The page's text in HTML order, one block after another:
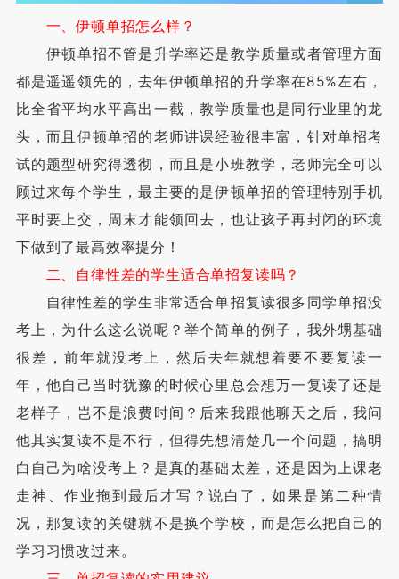
一、伊顿单招怎么样？
伊顿单招不管是升学率还是教学质量或者管理方面
都是遥遥领先的，去年伊顿单招的升学率在85%左右，
比全省平均水平高出一截，教学质量也是同行业里的龙
头，而且伊顿单招的老师讲课经验很丰富，针对单招考
试的题型研究得透彻，而且是小班教学，老师完全可以
顾过来每个学生，最主要的是伊顿单招的管理特别手机
平时要上交，周末才能领回去，也让孩子再封闭的环境
下做到了最高效率提分！
二、自律性差的学生适合单招复读吗？
自律性差的学生非常适合单招复读很多同学单招没
考上，为什么这么说呢？举个简单的例子，我外甥基础
很差，前年就没考上，然后去年就想着要不要复读一
年，他自己当时犹豫的时候心里总会想万一复读了还是
老样子，岂不是浪费时间？后来我跟他聊天之后，我问
他其实复读不是不行，但得先想清楚几一个问题，搞明
白自己为啥没考上？是真的基础太差，还是因为上课老
走神、作业拖到最后才写？说白了，如果是第二种情
况，那复读的关键就不是换个学校，而是怎么把自己的
学习习惯改过来。